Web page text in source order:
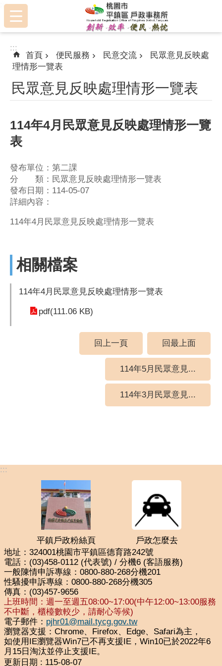
跳到主要內容區塊
:::
:::
首頁 便民服務 民意交流
民眾意見反映處
理情形一覽表
民眾意見反映處理情形一覽表
114年4月民眾意見反映處理情形一覽
表
發布單位：第二課
分 類：民眾意見反映處理情形一覽表
發布日期：114-05-07
詳細內容：
114年4月民眾意見反映處理情形一覽表
相關檔案
114年4月民眾意見反映處理情形一覽表
pdf(111.06 KB)
回上一頁 回最上面
114年5月民眾意見...
114年3月民眾意見...
:::
平鎮戶政粉絲頁
戶政怎麼去
地址：324001桃園市平鎮區德育路242號
電話：(03)458-0112 (代表號) / 分機6 (客語服務)
一般陳情申訴專線：0800-880-268分機201
性騷擾申訴專線：0800-880-268分機305
傳真：(03)457-9656
上班時間：週一至週五08:00~17:00(中午12:00~13:00服務
不中斷，櫃檯數較少，請耐心等候)
電子郵件： pjhr01@mail.tycg.gov.tw
瀏覽器支援：Chrome、Firefox、Edge、Safari為主，
如使用IE瀏覽器Win7已不再支援IE，Win10已於2022年6
月15日淘汰並停止支援IE。
更新日期
115-08-07